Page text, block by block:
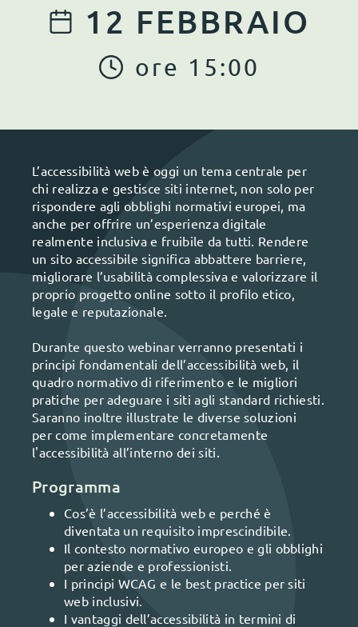
12 FEBBRAIO
ore 15:00
L’accessibilità web è oggi un tema centrale per
chi realizza e gestisce siti internet, non solo per
rispondere agli obblighi normativi europei, ma
anche per offrire un’esperienza digitale
realmente inclusiva e fruibile da tutti. Rendere
un sito accessibile significa abbattere barriere,
migliorare l’usabilità complessiva e valorizzare il
proprio progetto online sotto il profilo etico,
legale e reputazionale.
Durante questo webinar verranno presentati i
principi fondamentali dell’accessibilità web, il
quadro normativo di riferimento e le migliori
pratiche per adeguare i siti agli standard richiesti.
Saranno inoltre illustrate le diverse soluzioni
per come implementare concretamente
l'accessibilità all’interno dei siti.
Programma
Cos’è l’accessibilità web e perché è
diventata un requisito imprescindibile.
Il contesto normativo europeo e gli obblighi
per aziende e professionisti.
I principi WCAG e le best practice per siti
web inclusivi.
I vantaggi dell’accessibilità in termini di